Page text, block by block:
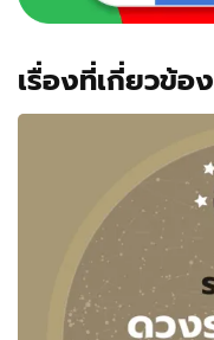
เรื่องที่เกี่ยวข้อง